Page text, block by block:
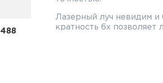
Лазерный луч невидим и
кратность 6x позволяет